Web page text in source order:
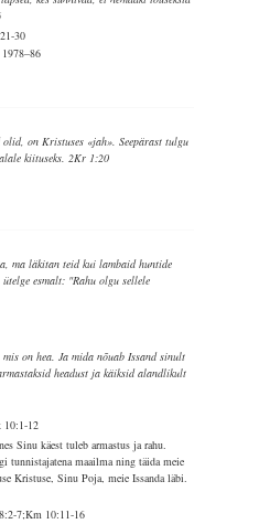
30
on Kristuses «jah». Seepärast tulgu
kiituseks. 2Kr 1:20
ma läkitan teid kui lambaid huntide
esmalt: "Rahu olgu sellele
on hea. Ja mida nõuab Issand sinult
headust ja käiksid alandlikult
10:1-12
Sinu käest tuleb armastus ja rahu.
tunnistajatena maailma ning täida meie
Kristuse, Sinu Poja, meie Issanda läbi.
7;Km 10:11-16